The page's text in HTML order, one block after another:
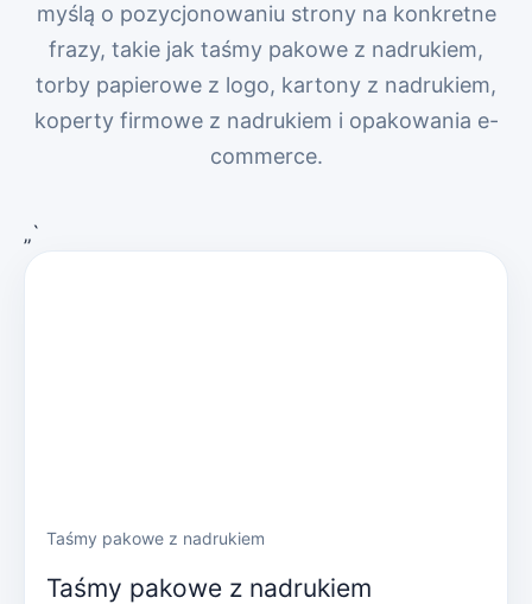
myślą o pozycjonowaniu strony na konkretne
frazy, takie jak taśmy pakowe z nadrukiem,
torby papierowe z logo, kartony z nadrukiem,
koperty firmowe z nadrukiem i opakowania e-
commerce.
„`
Taśmy pakowe z nadrukiem
Taśmy pakowe z nadrukiem